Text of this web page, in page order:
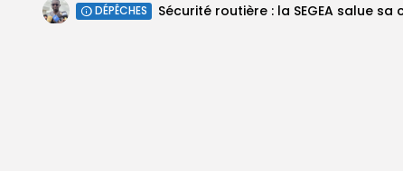
DÉPÊCHES